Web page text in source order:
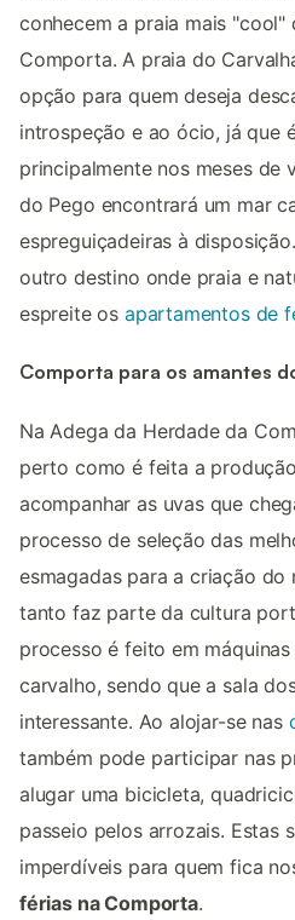
conhecem a praia mais "cool"
Comporta. A praia do
opção para quem deseja
introspeção e ao ócio, já que
principalmente nos meses de
do Pego encontrará um mar
espreguiçadeiras à
outro destino onde praia e
espreite os apartamentos de
Comporta para os amantes
Na Adega da Herdade da
perto como é feita a
acompanhar as uvas que
processo de seleção das
esmagadas para a criação do
tanto faz parte da cultura
processo é feito em
carvalho, sendo que a sala
interessante. Ao alojar-se nas
também pode participar nas
alugar uma bicicleta,
passeio pelos arrozais. Estas
imperdíveis para quem fica
férias na Comporta.